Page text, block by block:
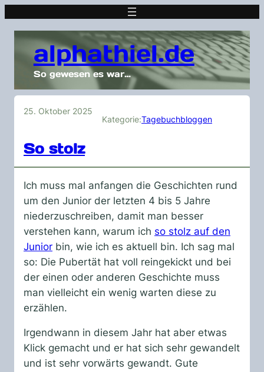
alphathiel.de
So gewesen es war…
25. Oktober 2025
Kategorie:Tagebuchbloggen
So stolz
Ich muss mal anfangen die Geschichten rund
um den Junior der letzten 4 bis 5 Jahre
niederzuschreiben, damit man besser
verstehen kann, warum ich so stolz auf den
Junior bin, wie ich es aktuell bin. Ich sag mal
so: Die Pubertät hat voll reingekickt und bei
der einen oder anderen Geschichte muss
man vielleicht ein wenig warten diese zu
erzählen.
Irgendwann in diesem Jahr hat aber etwas
Klick gemacht und er hat sich sehr gewandelt
und ist sehr vorwärts gewandt. Gute